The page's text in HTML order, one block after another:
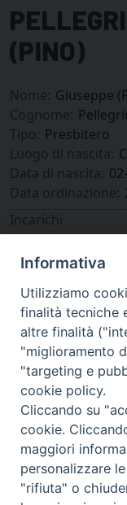
(PINO)
Nome: Giuseppe
Cognome:
Tipo: Presbitero
Luogo di nascita:
Data di nascita:
Data ordinazione:
Incarichi
Emerito Diocesi
via
Informativa
Utilizziamo
finalità tecniche
altre finalità
"miglioramento
"targeting e
cookie policy.
Cliccando su
cookie.
maggiori
personalizzare
"rifiuta" o